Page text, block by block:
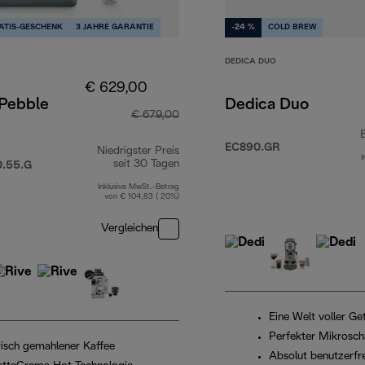
GESCHENK 3 JAHRE GARANTIE
€ 629,00
€ 679,00
Niedrigster Preis
seit 30 Tagen
Inklusive MwSt.-Betrag
von € 104,83 ( 20%)
Vergleichen
gemahlener Kaffee
-24 % COLD BREW
DEDICA DUO
Dedica Duo
EC890.GR
Eine Welt voller
Perfekter
Absolut